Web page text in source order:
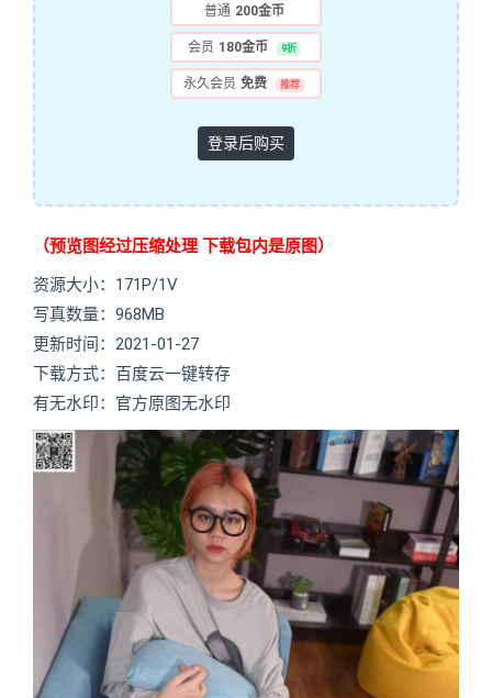
普通 200金币
会员 180金币 9折
永久会员 免费 推荐
登录后购买
（预览图经过压缩处理 下载包内是原图）
资源大小：171P/1V
写真数量：968MB
更新时间：2021-01-27
下载方式：百度云一键转存
有无水印：官方原图无水印